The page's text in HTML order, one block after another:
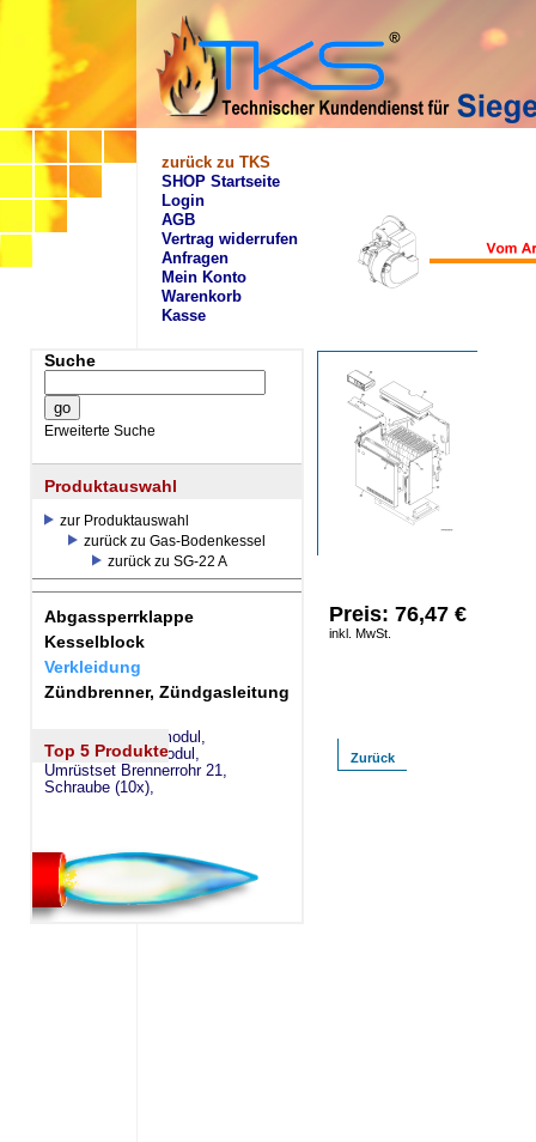
zurück zu TKS
SHOP Startseite
Login
AGB
Vertrag widerrufen
Anfragen
Mein Konto
Warenkorb
Kasse
Suche
Erweiterte Suche
Produktauswahl
zur Produktauswahl
zurück zu Gas-Bodenkessel
zurück zu SG-22 A
Abgassperrklappe
Kesselblock
Verkleidung
Zündbrenner, Zündgasleitung
Top 5 Produkte
eSW73 Weichenmodul,
eSM73 Mischermodul,
Umrüstset Brennerrohr 21,
Schraube (10x),
Preis: 76,47 €
inkl. MwSt.
Zurück